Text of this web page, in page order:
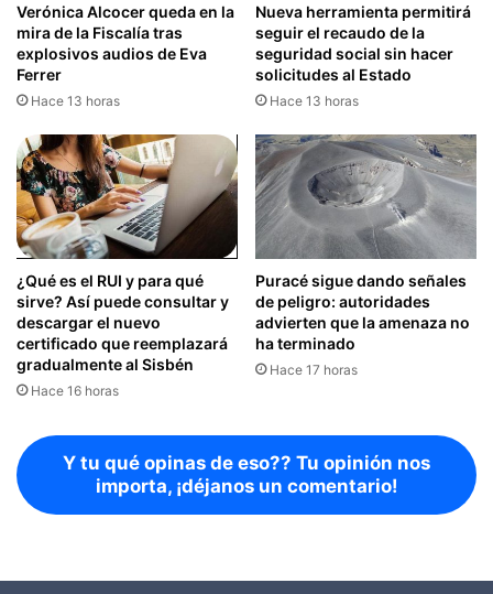
Verónica Alcocer queda en la
mira de la Fiscalía tras
explosivos audios de Eva
Ferrer
Hace 13 horas
Nueva herramienta permitirá
seguir el recaudo de la
seguridad social sin hacer
solicitudes al Estado
Hace 13 horas
¿Qué es el RUI y para qué
sirve? Así puede consultar y
descargar el nuevo
certificado que reemplazará
gradualmente al Sisbén
Hace 16 horas
Puracé sigue dando señales
de peligro: autoridades
advierten que la amenaza no
ha terminado
Hace 17 horas
Y tu qué opinas de eso?? Tu opinión nos
importa, ¡déjanos un comentario!